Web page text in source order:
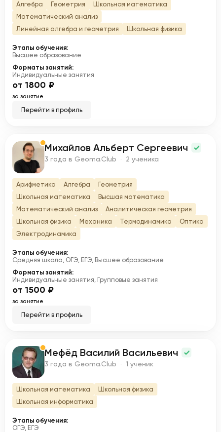
Алгебра Геометрия
Школьная математика
Математический анализ
Линейная алгебра и геометрия
Школьная физика
Этапы обучения:
Высшее образование
Форматы занятий:
Индивидуальные занятия
от 1800 ₽
за занятие
Перейти в профиль
М Михайлов Альберт Сергеевич
3 года в Geoma.Club · 2 ученика
Арифметика Алгебра
Геометрия
Школьная математика
Высшая математика
Математический анализ
Аналитическая геометрия
Школьная физика
Механика Термодинамика
Оптика
Электродинамика
Этапы обучения:
Средняя школа, ОГЭ, ЕГЭ, Высшее образование
Форматы занятий:
Индивидуальные занятия, Групповые занятия
от 1500 ₽
за занятие
Перейти в профиль
М Мефёд Василий Васильевич
3 года в Geoma.Club · 1 ученик
Школьная математика
Школьная физика
Школьная информатика
Этапы обучения:
ОГЭ, ЕГЭ